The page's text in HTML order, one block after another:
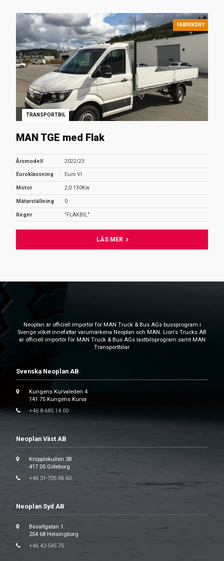
TRANSPORTBIL
FABRIKSNY
MAN TGE med Flak
Årsmodell 2022/23
Euroklassning Euro VI
Motor 2,0 130Kw
Mätarställning 0
Regnr "FLAKBIL"
LÄS MER
Neoplan är officiell importör för MAN Truck & Bus AGs bussprogram i
Sverige vilket innefattar varumärkena Neoplan och MAN. Lion's Trucks AB
är officiell importör för MAN Truck & Bus AGs lastbilsprogram samt MAN
Transportbilar.
Svenska Neoplan AB
Kungens Kurvaleden 4
141 75 Kungens Kurva
+46 8-685 14 00
Neoplan Väst AB
Knipplekullen 3B
417 05 Göteborg
+46 31-705 06 60
Neoplan Syd AB
Basaltgatan 1
254 68 Helsingborg
+46 42-545 75